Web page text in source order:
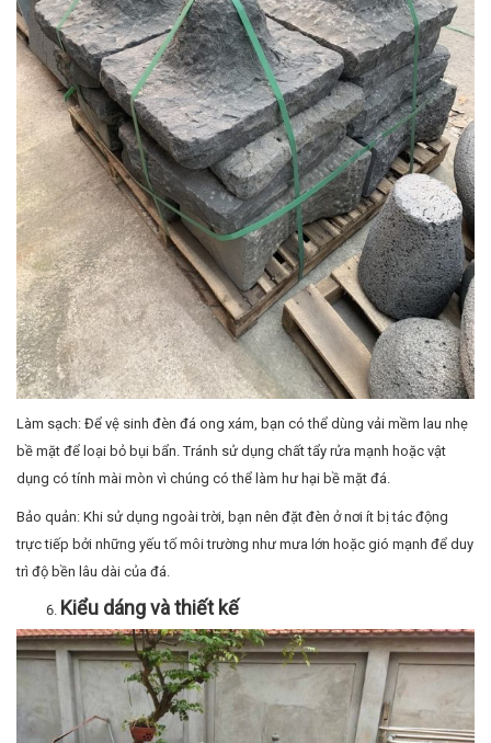
Làm sạch: Để vệ sinh đèn đá ong xám, bạn có thể dùng vải mềm lau nhẹ
bề mặt để loại bỏ bụi bẩn. Tránh sử dụng chất tẩy rửa mạnh hoặc vật
dụng có tính mài mòn vì chúng có thể làm hư hại bề mặt đá.
Bảo quản: Khi sử dụng ngoài trời, bạn nên đặt đèn ở nơi ít bị tác động
trực tiếp bởi những yếu tố môi trường như mưa lớn hoặc gió mạnh để duy
trì độ bền lâu dài của đá.
Kiểu dáng và thiết kế